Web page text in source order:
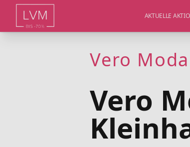
AKTUELLE
Vero
Vero